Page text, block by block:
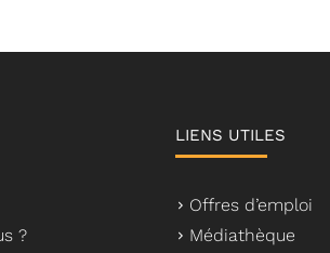
?
LIENS UTILES
Offres d’emploi
Médiathèque